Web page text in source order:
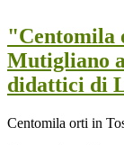
"Centomila
Mutigliano
didattici di
Centomila orti in